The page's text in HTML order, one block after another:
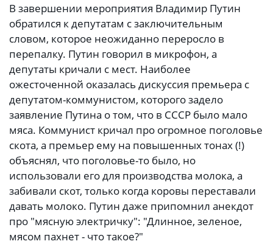
В завершении мероприятия Владимир Путин
обратился к депутатам с заключительным
словом, которое неожиданно переросло в
перепалку. Путин говорил в микрофон, а
депутаты кричали с мест. Наиболее
ожесточенной оказалась дискуссия премьера с
депутатом-коммунистом, которого задело
заявление Путина о том, что в СССР было мало
мяса. Коммунист кричал про огромное поголовье
скота, а премьер ему на повышенных тонах (!)
объяснял, что поголовье-то было, но
использовали его для производства молока, а
забивали скот, только когда коровы переставали
давать молоко. Путин даже припомнил анекдот
про "мясную электричку": "Длинное, зеленое,
мясом пахнет - что такое?"